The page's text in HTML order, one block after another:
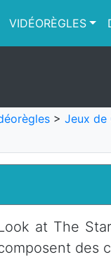
VIDÉORÈGLES
> Jeux de
at The
des